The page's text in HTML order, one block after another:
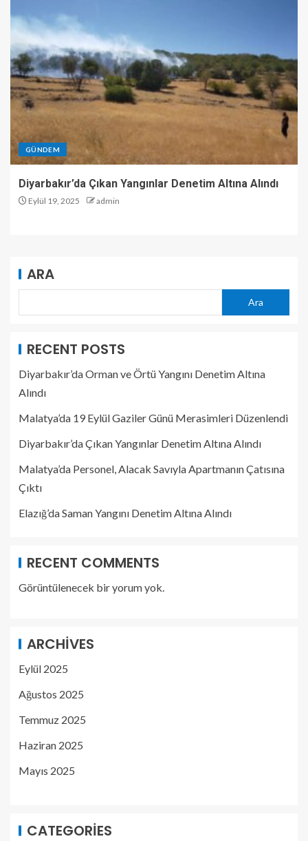
GÜNDEM
Diyarbakır’da Çıkan Yangınlar Denetim Altına Alındı
Eylül 19, 2025 admin
ARA
Ara
RECENT POSTS
Diyarbakır’da Orman ve Örtü Yangını Denetim Altına
Alındı
Malatya’da 19 Eylül Gaziler Günü Merasimleri Düzenlendi
Diyarbakır’da Çıkan Yangınlar Denetim Altına Alındı
Malatya’da Personel, Alacak Savıyla Apartmanın Çatısına
Çıktı
Elazığ’da Saman Yangını Denetim Altına Alındı
RECENT COMMENTS
Görüntülenecek bir yorum yok.
ARCHIVES
Eylül 2025
Ağustos 2025
Temmuz 2025
Haziran 2025
Mayıs 2025
CATEGORIES